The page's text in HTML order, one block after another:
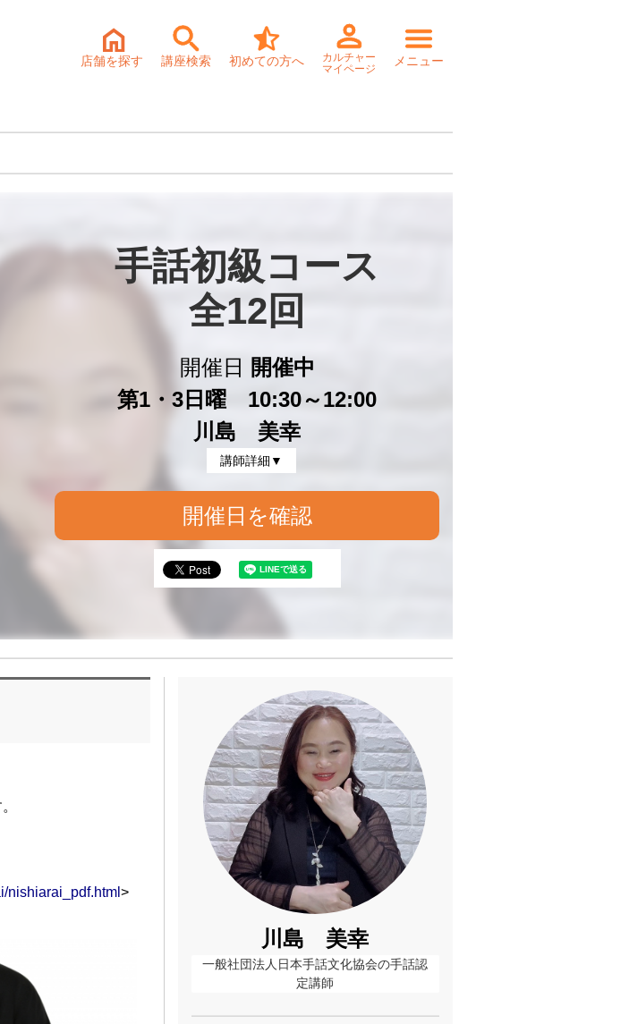
店舗を探す 講座検索 初めての方へ
カルチャー
マイページ
メニュー
手話初級コース
全12回
開催日
開催中
第1・3日曜 10:30～12:00
川島 美幸
講師詳細▼
開催日を確認
nishiarai_pdf.html >
川島 美幸
一般社団法人日本手話文化協会の手話認
定講師